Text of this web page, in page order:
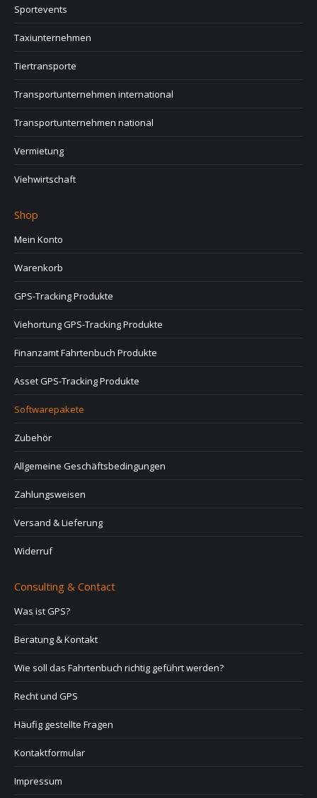
Sportevents
Taxiunternehmen
Tiertransporte
Transportunternehmen international
Transportunternehmen national
Vermietung
Viehwirtschaft
Shop
Mein Konto
Warenkorb
GPS-Tracking Produkte
Viehortung GPS-Tracking Produkte
Finanzamt Fahrtenbuch Produkte
Asset GPS-Tracking Produkte
Softwarepakete
Zubehör
Allgemeine Geschäftsbedingungen
Zahlungsweisen
Versand & Lieferung
Widerruf
Consulting & Contact
Was ist GPS?
Beratung & Kontakt
Wie soll das Fahrtenbuch richtig geführt werden?
Recht und GPS
Häufig gestellte Fragen
Kontaktformular
Impressum